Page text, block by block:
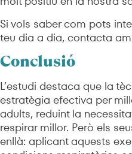
Si vols saber com pots
teu dia a dia, contacta
Conclusió
L’estudi destaca que la
estratègia efectiva per
adults, reduint la
respirar millor. Però els
enllà: aplicant aquests